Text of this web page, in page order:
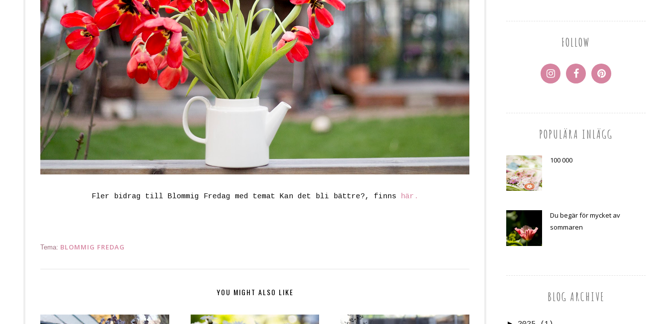
Fler bidrag till Blommig Fredag med temat Kan det bli bättre?, finns här.
Tema: BLOMMIG FREDAG
YOU MIGHT ALSO LIKE
FOLLOW
POPULÄRA INLÄGG
100 000
Du begär för mycket av
sommaren
BLOG ARCHIVE